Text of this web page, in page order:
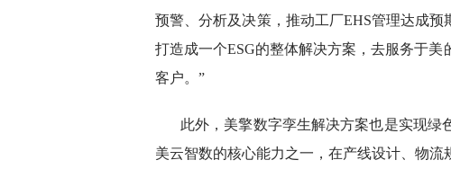
预警、分析及决策，推动工厂EHS管理达成
打造成一个ESG的整体解决方案，去服务于
客户。”
此外，美擎数字孪生解决方案也是实现绿
美云智数的核心能力之一，在产线设计、物